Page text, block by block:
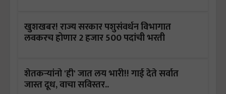
खुशखबर! राज्य सरकार पशुसंवर्धन विभागात
लवकरच होणार 2 हजार 500 पदांची भरती
शेतकऱ्यांनो 'ही' जात लय भारी!! गाई देते सर्वात
जास्त दूध, वाचा सविस्तर..